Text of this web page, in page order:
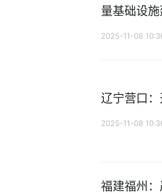
量基础设
2025-11-08
辽宁营口：
2025-11-08
福建福州